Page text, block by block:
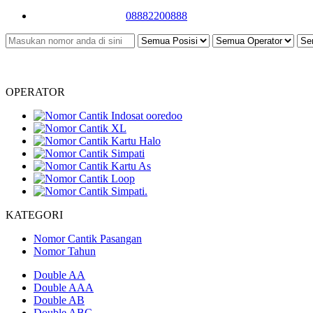
08882200888
OPERATOR
KATEGORI
Nomor Cantik Pasangan
Nomor Tahun
Double AA
Double AAA
Double AB